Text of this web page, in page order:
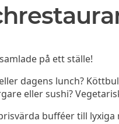
samlade på ett ställe!
dagens lunch?
eller sushi?
bufféer till lyxiga